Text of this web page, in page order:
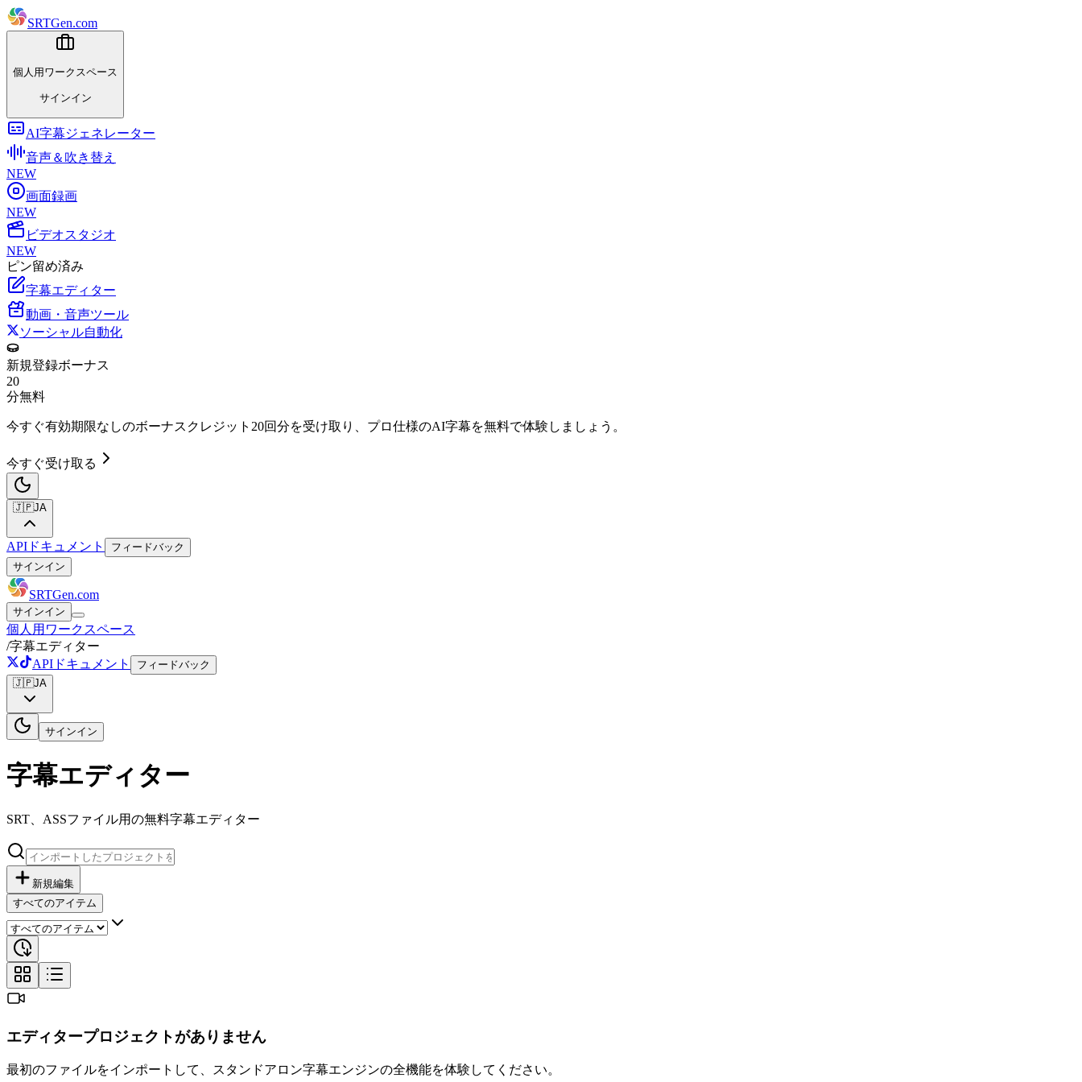
SRTGen.com
個人用ワークスペース
サインイン
AI字幕ジェネレーター
音声＆吹き替え
NEW
画面録画
NEW
ビデオスタジオ
NEW
ピン留め済み
字幕エディター
動画・音声ツール
ソーシャル自動化
新規登録ボーナス
20
分無料
今すぐ有効期限なしのボーナスクレジット20回分を受け取り、プロ仕様のAI字幕を無料で体験しましょう。
今すぐ受け取る
🇯🇵JA
APIドキュメント
フィードバック
サインイン
SRTGen.com
サインイン
個人用ワークスペース
/字幕エディター
APIドキュメント
フィードバック
🇯🇵JA
サインイン
字幕エディター
SRT、ASSファイル用の無料字幕エディター
新規編集
すべてのアイテム
エディタープロジェクトがありません
最初のファイルをインポートして、スタンドアロン字幕エンジンの全機能を体験してください。